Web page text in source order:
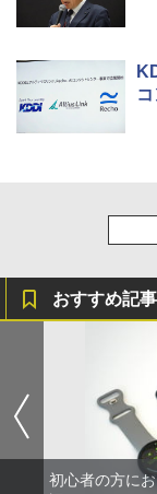
おすすめ記事
初心者の方に